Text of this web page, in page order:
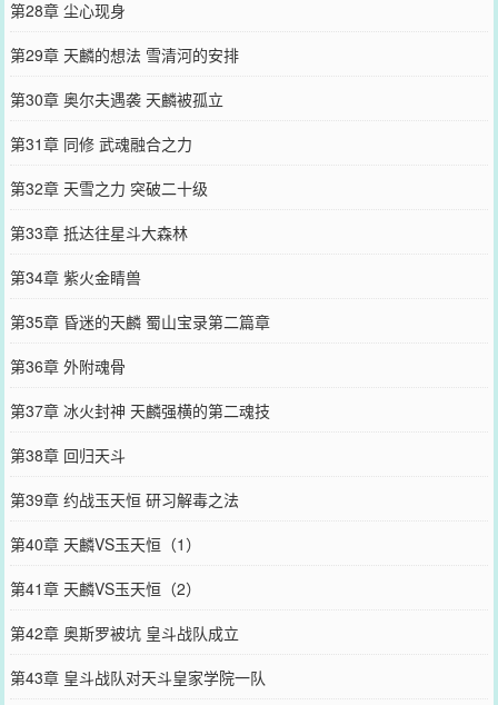
第28章 尘心现身
第29章 天麟的想法 雪清河的安排
第30章 奥尔夫遇袭 天麟被孤立
第31章 同修 武魂融合之力
第32章 天雪之力 突破二十级
第33章 抵达往星斗大森林
第34章 紫火金睛兽
第35章 昏迷的天麟 蜀山宝录第二篇章
第36章 外附魂骨
第37章 冰火封神 天麟强横的第二魂技
第38章 回归天斗
第39章 约战玉天恒 研习解毒之法
第40章 天麟VS玉天恒（1）
第41章 天麟VS玉天恒（2）
第42章 奥斯罗被坑 皇斗战队成立
第43章 皇斗战队对天斗皇家学院一队